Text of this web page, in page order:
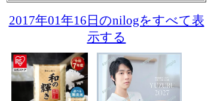
2017年01年16日のnilogをすべて表
示する